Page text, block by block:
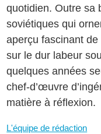
quotidien. Outre sa
soviétiques qui
aperçu fascinant de
sur le dur labeur
quelques années
chef-d’œuvre
matière à réflexion.
L'équipe de rédaction